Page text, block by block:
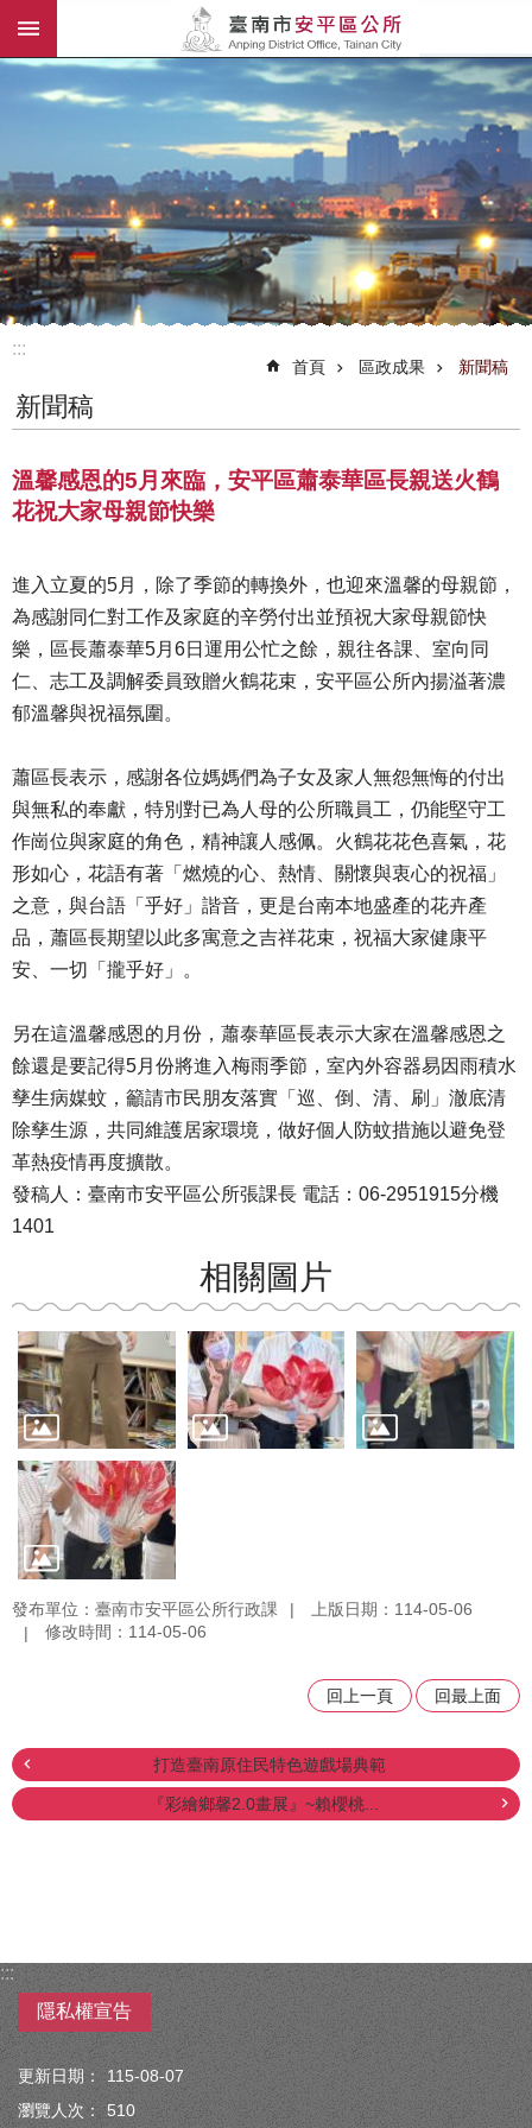
跳到主要內容區塊
:::
首頁 區政成果 新聞稿
新聞稿
溫馨感恩的5月來臨，安平區蕭泰華區長親送火鶴
花祝大家母親節快樂
進入立夏的5月，除了季節的轉換外，也迎來溫馨的母親節，
為感謝同仁對工作及家庭的辛勞付出並預祝大家母親節快
樂，區長蕭泰華5月6日運用公忙之餘，親往各課、室向同
仁、志工及調解委員致贈火鶴花束，安平區公所內揚溢著濃
郁溫馨與祝福氛圍。
蕭區長表示，感謝各位媽媽們為子女及家人無怨無悔的付出
與無私的奉獻，特別對已為人母的公所職員工，仍能堅守工
作崗位與家庭的角色，精神讓人感佩。火鶴花花色喜氣，花
形如心，花語有著「燃燒的心、熱情、關懷與衷心的祝福」
之意，與台語「乎好」諧音，更是台南本地盛產的花卉產
品，蕭區長期望以此多寓意之吉祥花束，祝福大家健康平
安、一切「攏乎好」。
另在這溫馨感恩的月份，蕭泰華區長表示大家在溫馨感恩之
餘還是要記得5月份將進入梅雨季節，室內外容器易因雨積水
孳生病媒蚊，籲請市民朋友落實「巡、倒、清、刷」澈底清
除孳生源，共同維護居家環境，做好個人防蚊措施以避免登
革熱疫情再度擴散。
發稿人：臺南市安平區公所張課長 電話：06-2951915分機
1401
相關圖片
發布單位：臺南市安平區公所行政課
上版日期：114-05-06
修改時間：114-05-06
回上一頁 回最上面
打造臺南原住民特色遊戲場典範
『彩繪鄉馨2.0畫展』~賴櫻桃...
:::
隱私權宣告
更新日期：
115-08-07
瀏覽人次：
510